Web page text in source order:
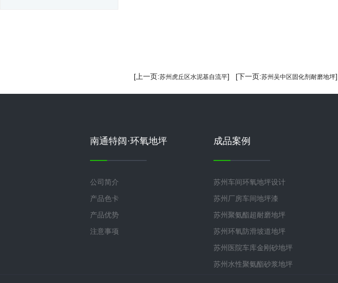
[上一页:苏州虎丘区水泥基自流平] [下一页:苏州吴中区固化剂耐磨地坪]
南通特阔·环氧地坪
公司简介
产品色卡
产品优势
注意事项
成品案例
苏州车间环氧地坪设计
苏州厂房车间地坪漆
苏州聚氨酯超耐磨地坪
苏州环氧防滑坡道地坪
苏州医院车库金刚砂地坪
苏州水性聚氨酯砂浆地坪